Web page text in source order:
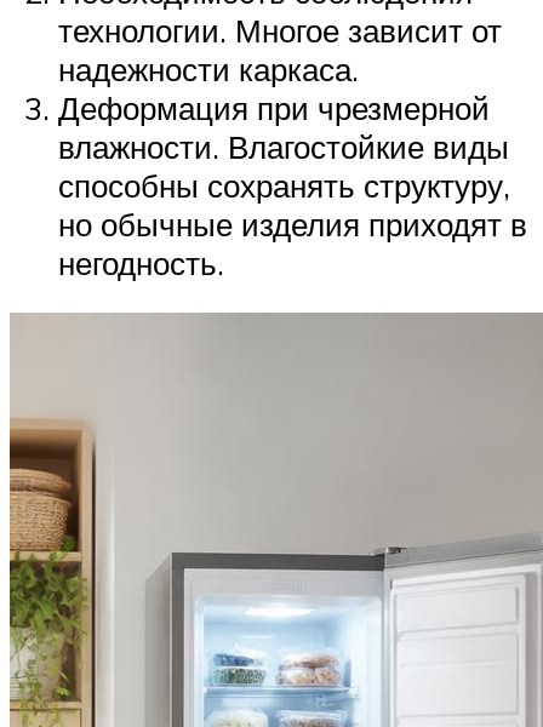
технологии. Многое зависит от
надежности каркаса.
Деформация при чрезмерной
влажности. Влагостойкие виды
способны сохранять структуру,
но обычные изделия приходят в
негодность.